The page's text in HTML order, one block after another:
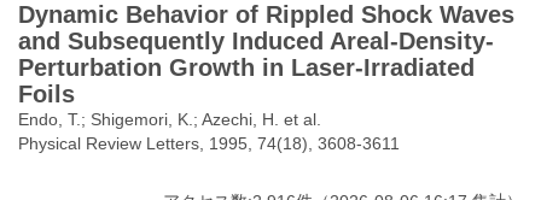
Dynamic Behavior of Rippled Shock Waves
and Subsequently Induced Areal-Density-
Perturbation Growth in Laser-Irradiated
Foils
Endo, T.; Shigemori, K.; Azechi, H. et al.
Physical Review Letters, 1995, 74(18), 3608-3611